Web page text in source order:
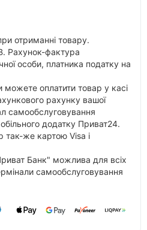
отриманні товару.
Рахунок-фактура
особи, платника податку на
можете оплатити товар у касі
рахунку вашої
самообслуговування
додатку Приват24.
так-же картою Visa і
Банк" можлива для всіх
самообслуговування